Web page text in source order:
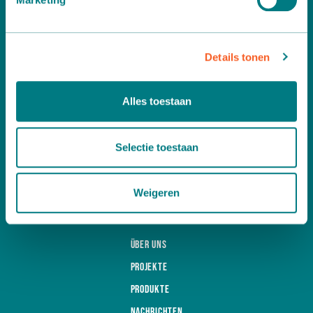
en om ons websiteverkeer te analyseren. Ook delen we
partners kunnen deze gegevens combineren met andere
informatie die u aan ze heeft verstrekt of die ze hebben
verzameld op basis van uw gebruik van hun services.
Details tonen
Alles toestaan
Selectie toestaan
Weigeren
Möchten Sie weitere Informationen ?
Dann nehmen Sie unverbindlich Kontakt zu uns auf:
ALeemidden 6
Einfo@martinstolze.nl
Über uns
Projekte
Produkte